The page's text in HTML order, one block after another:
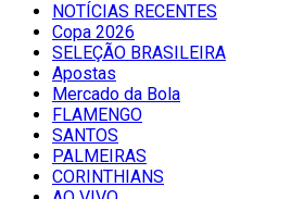
NOTÍCIAS RECENTES
Copa 2026
SELEÇÃO BRASILEIRA
Apostas
Mercado da Bola
FLAMENGO
SANTOS
PALMEIRAS
CORINTHIANS